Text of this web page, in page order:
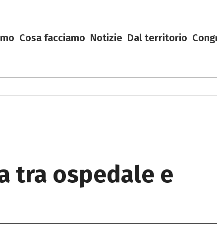
Cosa facciamo Notizie Dal territorio
tra ospedale e